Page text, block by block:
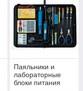
Паяльники и
лабораторные
блоки питания